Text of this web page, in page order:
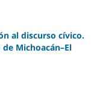
al discurso cívico.
Michoacán–El